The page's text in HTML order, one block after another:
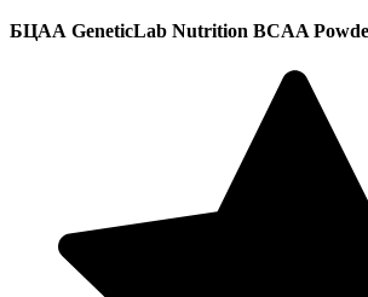
БЦАА GeneticLab Nutrition BCAA